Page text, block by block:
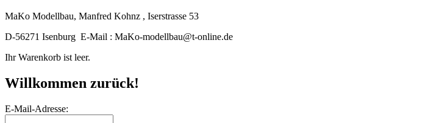
MaKo Modellbau, Manfred Kohnz , Iserstrasse 53
D-56271 Isenburg E-Mail : MaKo-modellbau@t-online.de
Ihr Warenkorb ist leer.
Willkommen zurück!
E-Mail-Adresse: